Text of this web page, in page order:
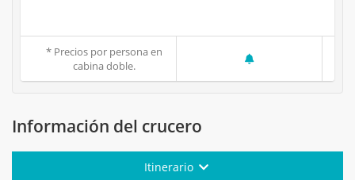
* Precios por persona en
cabina doble.
Información del crucero
Itinerario